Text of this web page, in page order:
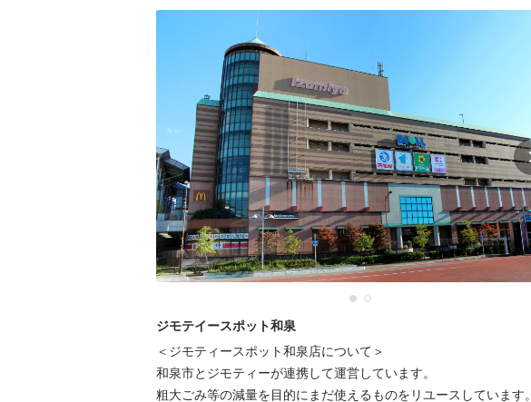
ジモテイースポット和泉
＜ジモティースポット和泉店について＞
和泉市とジモティーが連携して運営しています。
粗⼤ごみ等の減量を⽬的にまだ使えるものをリユースしています。